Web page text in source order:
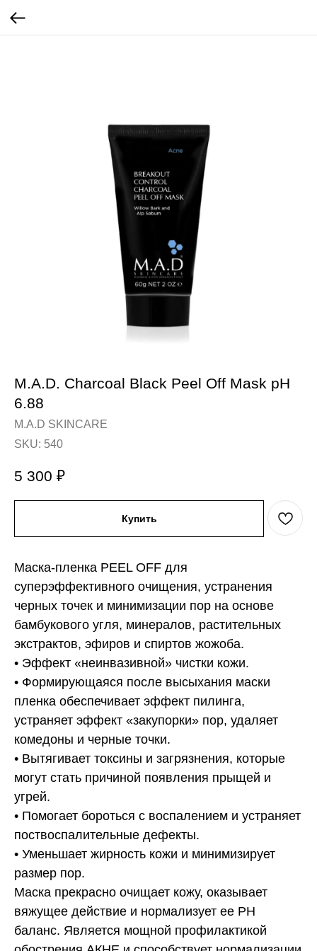
M.A.D. Charcoal Black Peel Off Mask pH
6.88
M.A.D SKINCARE
SKU: 540
5 300 ₽
Купить
Маска-пленка PEEL OFF для
суперэффективного очищения, устранения
черных точек и минимизации пор на основе
бамбукового угля, минералов, растительных
экстрактов, эфиров и спиртов жожоба.
• Эффект «неинвазивной» чистки кожи.
• Формирующаяся после высыхания маски
пленка обеспечивает эффект пилинга,
устраняет эффект «закупорки» пор, удаляет
комедоны и черные точки.
• Вытягивает токсины и загрязнения, которые
могут стать причиной появления прыщей и
угрей.
• Помогает бороться с воспалением и устраняет
поствоспалительные дефекты.
• Уменьшает жирность кожи и минимизирует
размер пор.
Маска прекрасно очищает кожу, оказывает
вяжущее действие и нормализует ее РН
баланс. Является мощной профилактикой